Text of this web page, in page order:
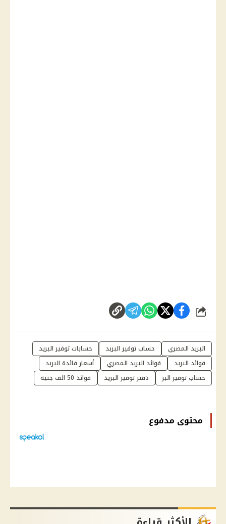
شارك
البريد المصري حساب توفير البريد
حسابات توفير البريد
فوائد البريد
فوائد البريد المصري
أسعار فائدة البريد
حساب توفير البر
دفتر توفير البريد فوائد 50 الف جنيه
محتوى مدفوع